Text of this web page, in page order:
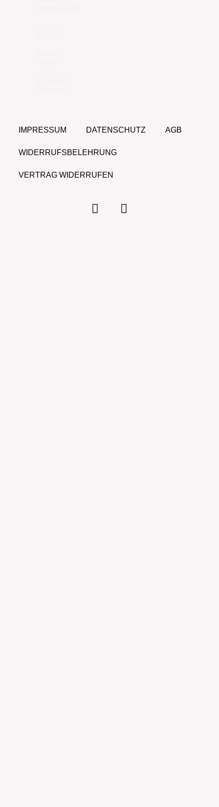
IMPRESSUM DATENSCHUTZ AGB
WIDERRUFSBELEHRUNG
VERTRAG WIDERRUFEN